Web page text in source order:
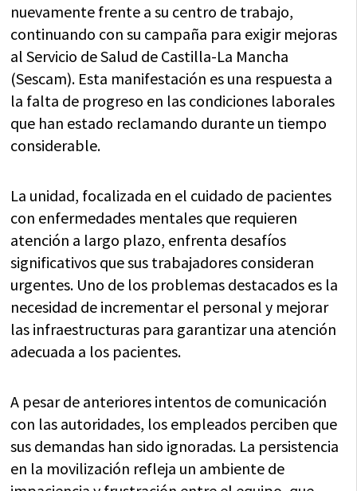
nuevamente frente a su centro de trabajo,
continuando con su campaña para exigir mejoras
al Servicio de Salud de Castilla-La Mancha
(Sescam). Esta manifestación es una respuesta a
la falta de progreso en las condiciones laborales
que han estado reclamando durante un tiempo
considerable.
La unidad, focalizada en el cuidado de pacientes
con enfermedades mentales que requieren
atención a largo plazo, enfrenta desafíos
significativos que sus trabajadores consideran
urgentes. Uno de los problemas destacados es la
necesidad de incrementar el personal y mejorar
las infraestructuras para garantizar una atención
adecuada a los pacientes.
A pesar de anteriores intentos de comunicación
con las autoridades, los empleados perciben que
sus demandas han sido ignoradas. La persistencia
en la movilización refleja un ambiente de